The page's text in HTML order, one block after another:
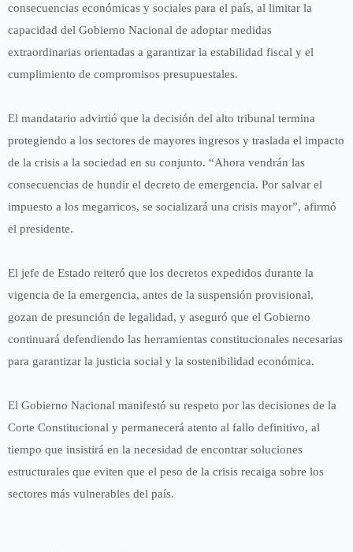
consecuencias económicas y sociales para el país, al limitar la
capacidad del Gobierno Nacional de adoptar medidas
extraordinarias orientadas a garantizar la estabilidad fiscal y el
cumplimiento de compromisos presupuestales.
El mandatario advirtió que la decisión del alto tribunal termina
protegiendo a los sectores de mayores ingresos y traslada el impacto
de la crisis a la sociedad en su conjunto. “Ahora vendrán las
consecuencias de hundir el decreto de emergencia. Por salvar el
impuesto a los megarricos, se socializará una crisis mayor”, afirmó
el presidente.
El jefe de Estado reiteró que los decretos expedidos durante la
vigencia de la emergencia, antes de la suspensión provisional,
gozan de presunción de legalidad, y aseguró que el Gobierno
continuará defendiendo las herramientas constitucionales necesarias
para garantizar la justicia social y la sostenibilidad económica.
El Gobierno Nacional manifestó su respeto por las decisiones de la
Corte Constitucional y permanecerá atento al fallo definitivo, al
tiempo que insistirá en la necesidad de encontrar soluciones
estructurales que eviten que el peso de la crisis recaiga sobre los
sectores más vulnerables del país.